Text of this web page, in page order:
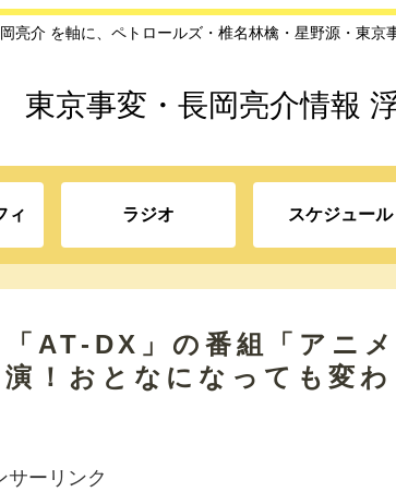
亮介 を軸に、ペトロールズ・椎名林檎・星野源・東京
東京事変・長岡亮介情報
ィ ラジオ スケジュール
AT-DX」の番組「アニ
！おとなになっても変わ
サーリンク